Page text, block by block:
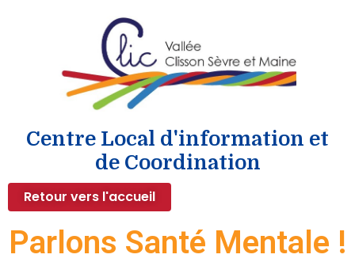
Centre Local d'information et
de Coordination
Retour vers l'accueil
Parlons Santé Mentale !